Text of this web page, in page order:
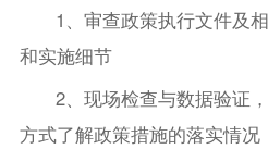
1、审查政策执行文件及
和实施细节
2、现场检查与数据验证
方式了解政策措施的落实情况